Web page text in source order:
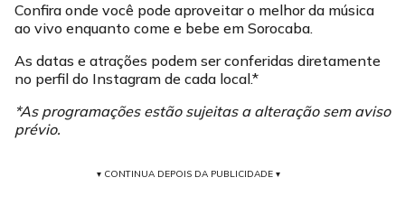
Confira onde você pode aproveitar o melhor da música
ao vivo enquanto come e bebe em Sorocaba.
As datas e atrações podem ser conferidas diretamente
no perfil do Instagram de cada local.*
*As programações estão sujeitas a alteração sem aviso
prévio.
▾ CONTINUA DEPOIS DA PUBLICIDADE ▾